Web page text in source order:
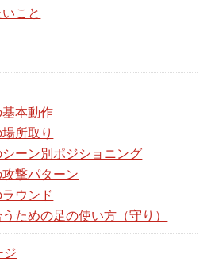
こと
本動作
所取り
ーン別ポジショニング
撃パターン
ウンド
ための足の使い方（守り）
ジ